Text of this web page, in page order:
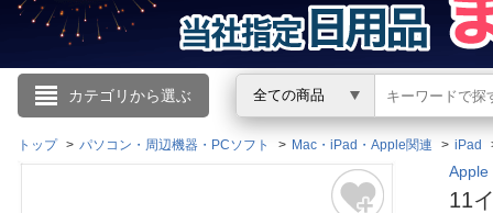
カテゴリから選ぶ 全ての商品
こんにちは
ログイン
トップ パソコン・周辺機器・PCソフト Mac・iPad・Apple関連 iPad
Apple
11